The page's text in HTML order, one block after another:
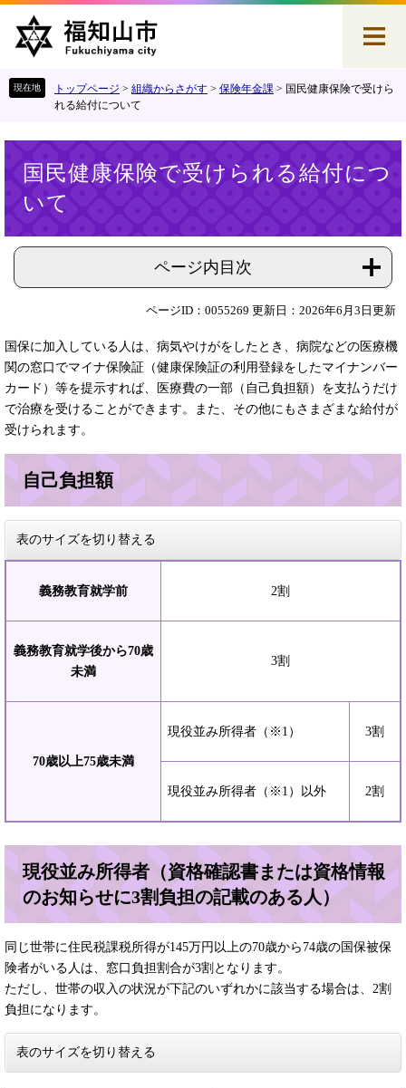
す
し
トップページ > 組織からさがす > 保険年金課 > 国民健康保険で受けら
れる給付について
国民健康保険で受けられる給付につ
いて
ページ内目次
ページID：0055269 更新日：2026年6月3日更新
国保に加入している人は、病気やけがをしたとき、病院などの医療機
関の窓口でマイナ保険証（健康保険証の利用登録をしたマイナンバー
カード）等を提示すれば、医療費の一部（自己負担額）を支払うだけ
で治療を受けることができます。また、その他にもさまざまな給付が
受けられます。
自己負担額
表のサイズを切り替える
義務教育就学前 2割
義務教育就学後から70歳
未満
3割
70歳以上75歳未満
現役並み所得者（※1） 3割
現役並み所得者（※1）以外 2割
現役並み所得者（資格確認書または資格情報
のお知らせに3割負担の記載のある人）
同じ世帯に住民税課税所得が145万円以上の70歳から74歳の国保被保
険者がいる人は、窓口負担割合が3割となります。
ただし、世帯の収入の状況が下記のいずれかに該当する場合は、2割
負担になります。
表のサイズを切り替える